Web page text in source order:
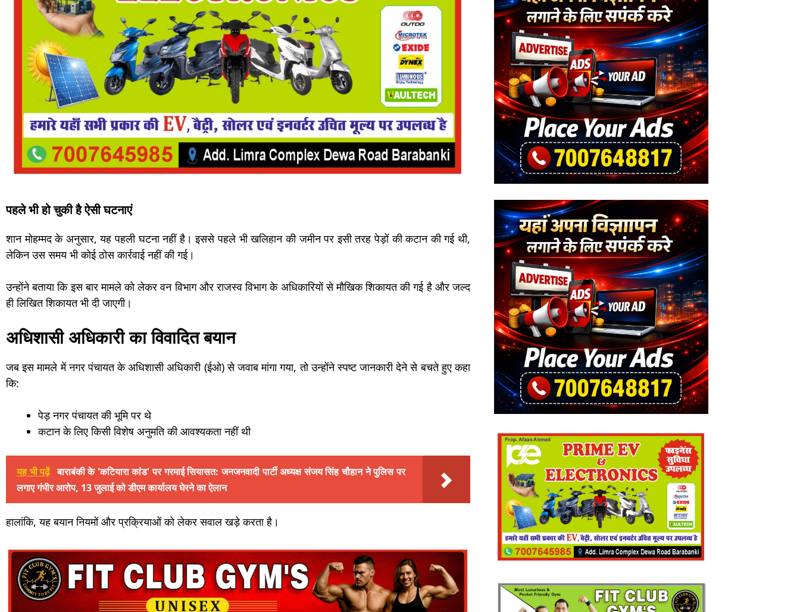
पहले भी हो चुकी है ऐसी घटनाएं
शान मोहम्मद के अनुसार, यह पहली घटना नहीं है। इससे पहले भी खलिहान की जमीन पर इसी तरह पेड़ों की कटान की गई थी,
लेकिन उस समय भी कोई ठोस कार्रवाई नहीं की गई।
उन्होंने बताया कि इस बार मामले को लेकर वन विभाग और राजस्व विभाग के अधिकारियों से मौखिक शिकायत की गई है और जल्द
ही लिखित शिकायत भी दी जाएगी।
अधिशासी अधिकारी का विवादित बयान
जब इस मामले में नगर पंचायत के अधिशासी अधिकारी (ईओ) से जवाब मांगा गया, तो उन्होंने स्पष्ट जानकारी देने से बचते हुए कहा
कि:
पेड़ नगर पंचायत की भूमि पर थे
कटान के लिए किसी विशेष अनुमति की आवश्यकता नहीं थी
यह भी पढ़ें बाराबंकी के 'कटियारा कांड' पर गरमाई सियासत: जनजनवादी पार्टी अध्यक्ष संजय सिंह चौहान ने पुलिस पर
लगाए गंभीर आरोप, 13 जुलाई को डीएम कार्यालय घेरने का ऐलान
हालांकि, यह बयान नियमों और प्रक्रियाओं को लेकर सवाल खड़े करता है।